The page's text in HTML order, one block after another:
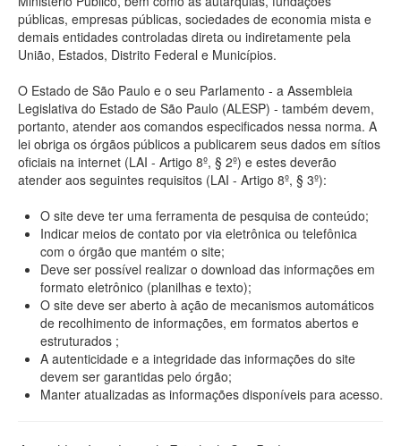
públicas, empresas públicas, sociedades de economia mista e
demais entidades controladas direta ou indiretamente pela
União, Estados, Distrito Federal e Municípios.
O Estado de São Paulo e o seu Parlamento - a Assembleia
Legislativa do Estado de São Paulo (ALESP) - também devem,
portanto, atender aos comandos especificados nessa norma. A
lei obriga os órgãos públicos a publicarem seus dados em sítios
oficiais na internet (LAI - Artigo 8º, § 2º) e estes deverão
atender aos seguintes requisitos (LAI - Artigo 8º, § 3º):
O site deve ter uma ferramenta de pesquisa de conteúdo;
Indicar meios de contato por via eletrônica ou telefônica
com o órgão que mantém o site;
Deve ser possível realizar o download das informações em
formato eletrônico (planilhas e texto);
O site deve ser aberto à ação de mecanismos automáticos
de recolhimento de informações, em formatos abertos e
estruturados ;
A autenticidade e a integridade das informações do site
devem ser garantidas pelo órgão;
Manter atualizadas as informações disponíveis para acesso.